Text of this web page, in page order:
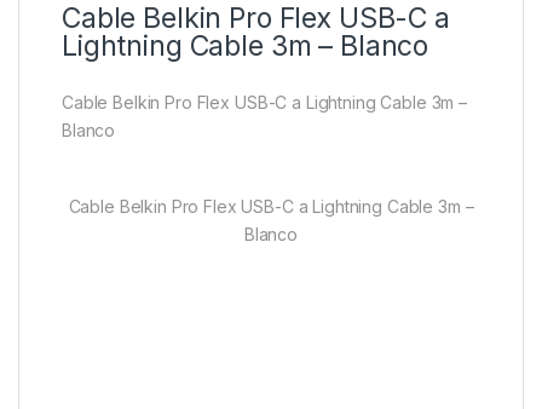
Cable Belkin Pro Flex USB-C a
Lightning Cable 3m – Blanco
Cable Belkin Pro Flex USB-C a Lightning Cable 3m –
Blanco
Cable Belkin Pro Flex USB-C a Lightning Cable 3m –
Blanco